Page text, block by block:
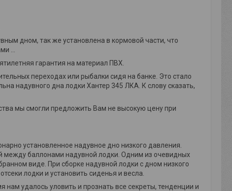
дном, так же установлена в кормовой части, что
…
гарантия на материал ПВХ.
переходах или рыбалки сидя на банке. Это стало
надувного дна лодки Хантер 345 ЛКА. К слову сказать,
мы смогли предложить Вам не высокую цену при
установленное надувное дно низкого давления.
между баллонами надувной лодки. Одним из очевидных
виде. При сборке надувной лодки с дном низкого
лодки и установить сиденья и весла.
удалось уловить и прознать все секреты, тенденции и